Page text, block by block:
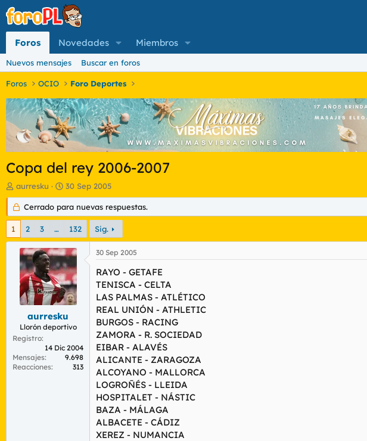
Foros Novedades Miembros
Nuevos mensajes Buscar en foros
Foros OCIO Foro Deportes
Copa del rey 2006-2007
I
n
i
c
a
d
o
d
e
m
aurresku
F
e
c
h
d
e
i
n
i
c
i
o
30 Sep 2005
Cerrado para nuevas respuestas.
1 2 3 … 132 Sig.
aurresku
Llorón deportivo
Registro
14 Dic 2004
Mensajes
9.698
Reacciones
313
30 Sep 2005
RAYO - GETAFE
TENISCA - CELTA
LAS PALMAS - ATLÉTICO
REAL UNIÓN - ATHLETIC
BURGOS - RACING
ZAMORA - R. SOCIEDAD
EIBAR - ALAVÉS
ALICANTE - ZARAGOZA
ALCOYANO - MALLORCA
LOGROÑÉS - LLEIDA
HOSPITALET - NÁSTIC
BAZA - MÁLAGA
ALBACETE - CÁDIZ
XEREZ - NUMANCIA